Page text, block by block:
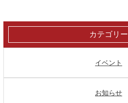
カテゴリー
イベント
お知らせ